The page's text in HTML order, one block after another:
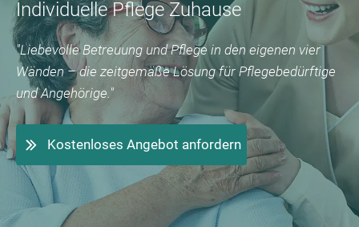
Individuelle Pflege Zuhause
"Liebevolle Betreuung und Pflege in den eigenen vier
Wänden – die zeitgemäße Lösung für Pflegebedürftige
und Angehörige."
Kostenloses Angebot anfordern